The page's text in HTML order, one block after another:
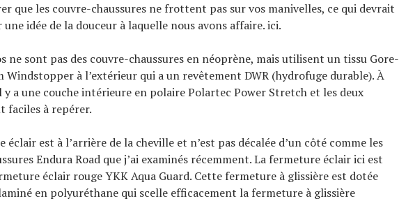
que les couvre-chaussures ne frottent pas sur vos manivelles, ce qui devrait
idée de la douceur à laquelle nous avons affaire. ici.
ne sont pas des couvre-chaussures en néoprène, mais utilisent un tissu Gore-
Windstopper à l’extérieur qui a un revêtement DWR (hydrofuge durable). À
y a une couche intérieure en polaire Polartec Power Stretch et les deux
faciles à repérer.
éclair est à l’arrière de la cheville et n’est pas décalée d’un côté comme les
Endura Road que j’ai examinés récemment. La fermeture éclair ici est
éclair rouge YKK Aqua Guard. Cette fermeture à glissière est dotée
en polyuréthane qui scelle efficacement la fermeture à glissière